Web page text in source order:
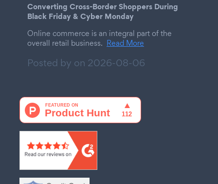
Converting Cross-Border Shoppers During
Black Friday & Cyber Monday
Online commerce is an integral part of the
overall retail business. Read More
Posted by on 2026-08-06